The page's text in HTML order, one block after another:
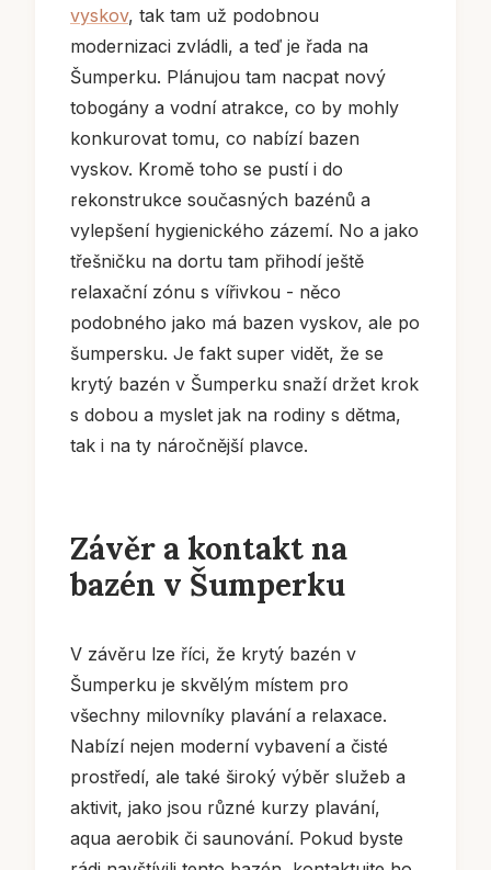
vyskov, tak tam už podobnou
modernizaci zvládli, a teď je řada na
Šumperku. Plánujou tam nacpat nový
tobogány a vodní atrakce, co by mohly
konkurovat tomu, co nabízí bazen
vyskov. Kromě toho se pustí i do
rekonstrukce současných bazénů a
vylepšení hygienického zázemí. No a jako
třešničku na dortu tam přihodí ještě
relaxační zónu s vířivkou - něco
podobného jako má bazen vyskov, ale po
šumpersku. Je fakt super vidět, že se
krytý bazén v Šumperku snaží držet krok
s dobou a myslet jak na rodiny s dětma,
tak i na ty náročnější plavce.
Závěr a kontakt na
bazén v Šumperku
V závěru lze říci, že krytý bazén v
Šumperku je skvělým místem pro
všechny milovníky plavání a relaxace.
Nabízí nejen moderní vybavení a čisté
prostředí, ale také široký výběr služeb a
aktivit, jako jsou různé kurzy plavání,
aqua aerobik či saunování. Pokud byste